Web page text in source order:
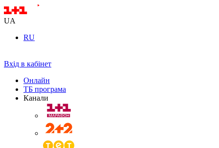
UA
RU
Вхід в кабінет
Онлайн
ТБ програма
Канали